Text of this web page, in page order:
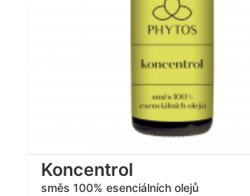
Koncentrol
směs 100% esenciálních olejů